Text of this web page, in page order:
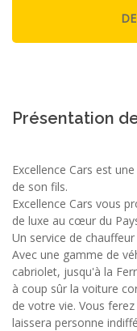
Présentation
Excellence Cars est
de son fils.
Excellence Cars vous
de luxe au cœur du
Un service de
Avec une gamme de
cabriolet, jusqu'à la
à coup sûr la voiture
de votre vie. Vous
laissera personne